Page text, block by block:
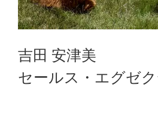
吉田 安津美
セールス・エグゼ